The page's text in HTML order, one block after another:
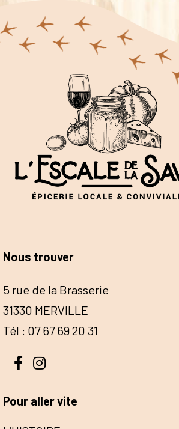
Nous trouver
5 rue de la Brasserie
31330 MERVILLE
Tél : 07 67 69 20 31
Pour aller vite